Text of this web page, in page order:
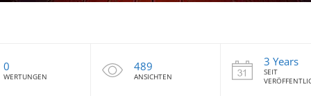
0
WERTUNGEN
489
ANSICHTEN
3 Years
SEIT